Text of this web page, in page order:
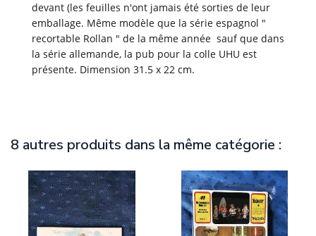
devant (les feuilles n'ont jamais été sorties de leur
emballage. Même modèle que la série espagnol "
recortable Rollan " de la même année sauf que dans
la série allemande, la pub pour la colle UHU est
présente. Dimension 31.5 x 22 cm.
8 autres produits dans la même catégorie :